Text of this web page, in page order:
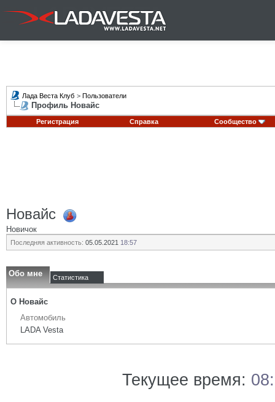
Лада Веста Клуб > Пользователи
Профиль Новайс
Регистрация Справка Сообщество
Новайс
Новичок
Последняя активность: 05.05.2021 18:57
Обо мне Статистика
О Новайс
Автомобиль
LADA Vesta
Текущее время: